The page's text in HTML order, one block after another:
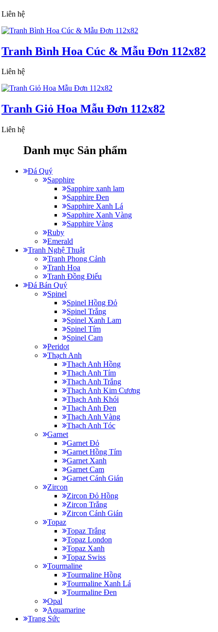
Liên hệ
Tranh Bình Hoa Cúc & Mẫu Đơn 112x82
Liên hệ
Tranh Giỏ Hoa Mẫu Đơn 112x82
Liên hệ
Danh mục Sản phẩm
Đá Quý
Sapphire
Sapphire xanh lam
Sapphire Đen
Sapphire Xanh Lá
Sapphire Xanh Vàng
Sapphire Vàng
Ruby
Emerald
Tranh Nghệ Thuật
Tranh Phong Cảnh
Tranh Hoa
Tranh Đồng Điếu
Đá Bán Quý
Spinel
Spinel Hồng Đỏ
Spinel Trắng
Spinel Xanh Lam
Spinel Tím
Spinel Cam
Peridot
Thạch Anh
Thạch Anh Hồng
Thạch Anh Tím
Thạch Anh Trắng
Thạch Anh Kim Cương
Thạch Anh Khói
Thạch Anh Đen
Thạch Anh Vàng
Thạch Anh Tóc
Garnet
Garnet Đỏ
Garnet Hồng Tím
Garnet Xanh
Garnet Cam
Garnet Cánh Gián
Zircon
Zircon Đỏ Hồng
Zircon Trắng
Zircon Cánh Gián
Topaz
Topaz Trắng
Topaz London
Topaz Xanh
Topaz Swiss
Tourmaline
Tourmaline Hồng
Tourmaline Xanh Lá
Tourmaline Đen
Opal
Aquamarine
Trang Sức